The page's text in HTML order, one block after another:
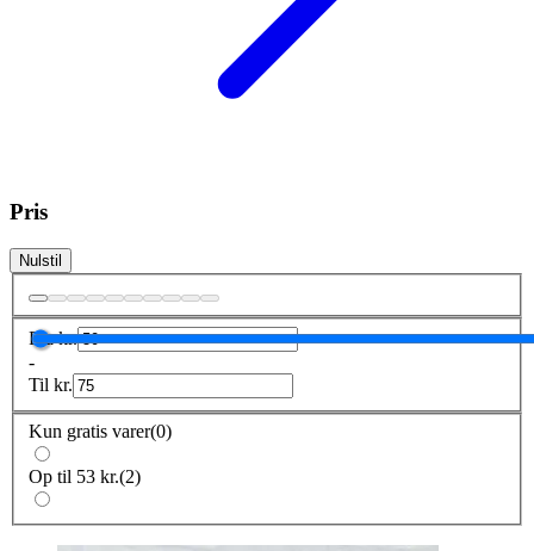
Pris
Nulstil
Frakr.
-
Til kr.
Kun gratis varer(0)
Op til 53 kr.(2)